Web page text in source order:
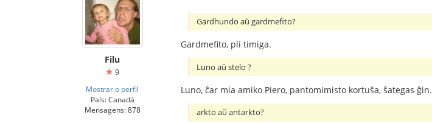
Filu
9
Mostrar o perfil
País: Canadá
Mensagens: 878
Gardhundo aŭ gardmefito?
Gardmefito, pli timiga.
Luno aŭ stelo ?
Luno, ĉar mia amiko Piero, pantomimisto kortuŝa, ŝategas ĝin.
arkto aŭ antarkto?